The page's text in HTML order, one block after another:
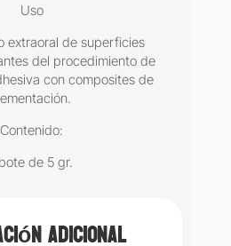
Uso
extraoral de superficies
del procedimiento de
con composites de
Contenido:
de 5 gr.
adicional